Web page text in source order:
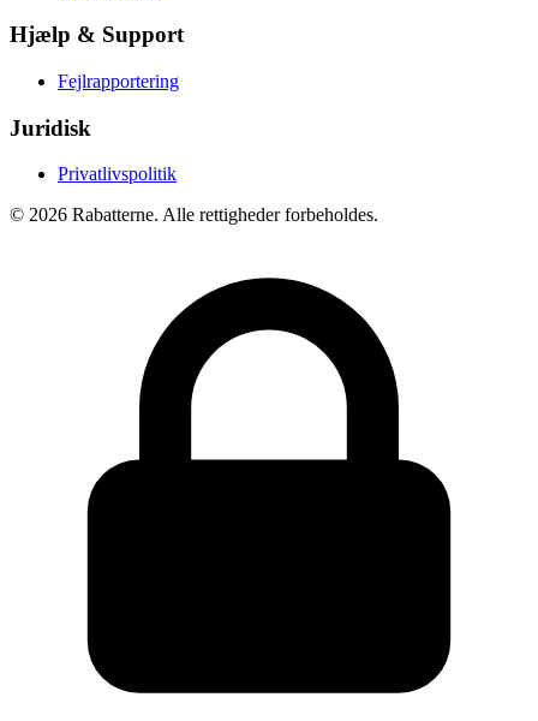
Hjælp & Support
Fejlrapportering
Juridisk
Privatlivspolitik
© 2026 Rabatterne. Alle rettigheder forbeholdes.